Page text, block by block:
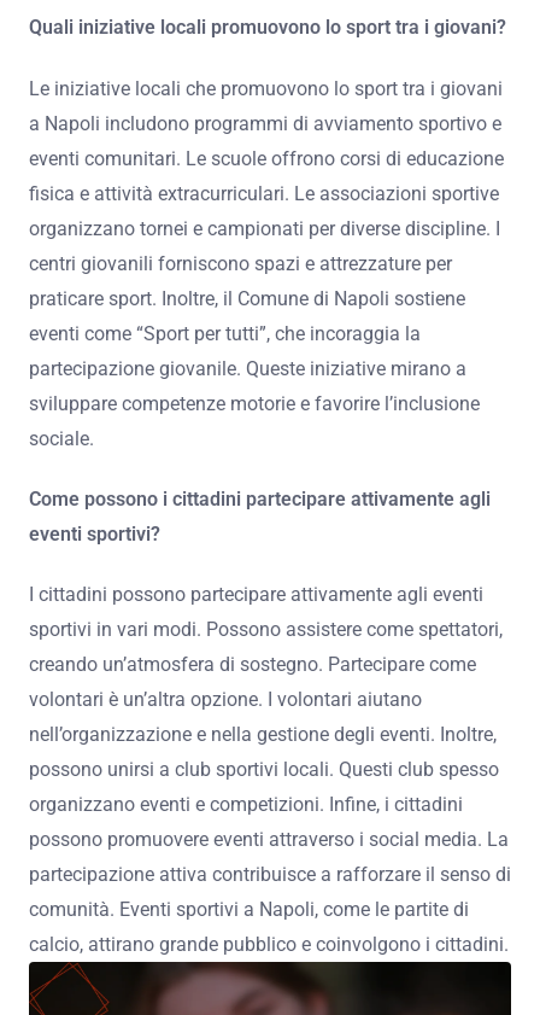
Quali iniziative locali promuovono lo sport tra i giovani?
Le iniziative locali che promuovono lo sport tra i giovani
a Napoli includono programmi di avviamento sportivo e
eventi comunitari. Le scuole offrono corsi di educazione
fisica e attività extracurriculari. Le associazioni sportive
organizzano tornei e campionati per diverse discipline. I
centri giovanili forniscono spazi e attrezzature per
praticare sport. Inoltre, il Comune di Napoli sostiene
eventi come “Sport per tutti”, che incoraggia la
partecipazione giovanile. Queste iniziative mirano a
sviluppare competenze motorie e favorire l’inclusione
sociale.
Come possono i cittadini partecipare attivamente agli
eventi sportivi?
I cittadini possono partecipare attivamente agli eventi
sportivi in vari modi. Possono assistere come spettatori,
creando un’atmosfera di sostegno. Partecipare come
volontari è un’altra opzione. I volontari aiutano
nell’organizzazione e nella gestione degli eventi. Inoltre,
possono unirsi a club sportivi locali. Questi club spesso
organizzano eventi e competizioni. Infine, i cittadini
possono promuovere eventi attraverso i social media. La
partecipazione attiva contribuisce a rafforzare il senso di
comunità. Eventi sportivi a Napoli, come le partite di
calcio, attirano grande pubblico e coinvolgono i cittadini.